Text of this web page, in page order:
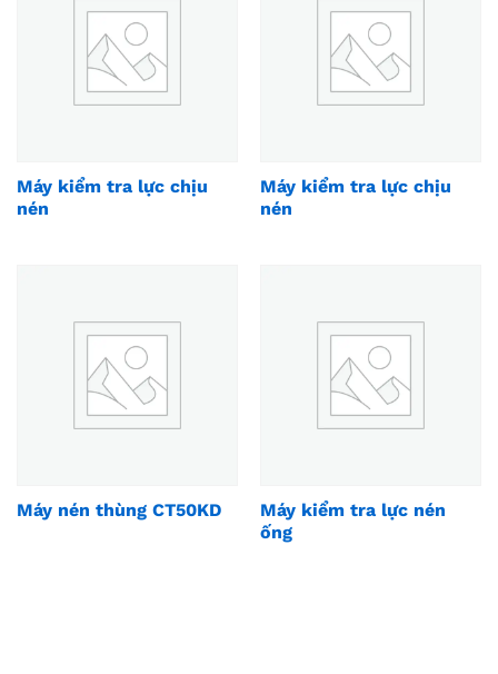
Máy kiểm tra lực chịu
nén
Máy kiểm tra lực chịu
nén
Máy nén thùng CT50KD
Máy kiểm tra lực nén
ống